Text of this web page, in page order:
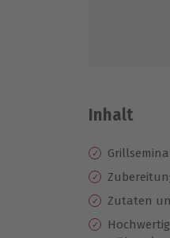
Inhalt
Zutaten